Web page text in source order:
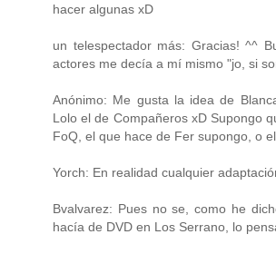
hacer algunas xD
un telespectador más: Gracias! ^^
actores me decía a mí mismo "jo, si
Anónimo: Me gusta la idea de
Lolo el de Compañeros xD Supongo
FoQ, el que hace de Fer supongo, o
Yorch: En realidad cualquier
Bvalvarez: Pues no se, como he
hacía de DVD en Los Serrano, lo